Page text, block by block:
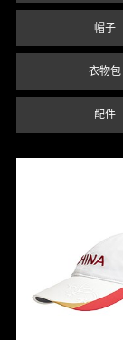
帽子
衣物包
配件